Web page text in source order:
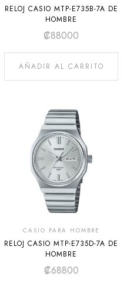
RELOJ CASIO MTP-E735B-7A DE
HOMBRE
₡88000
AÑADIR AL CARRITO
CASIO PARA HOMBRE
RELOJ CASIO MTP-E735D-7A DE
HOMBRE
₡68800